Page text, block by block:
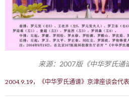
来源：2007版《中华罗氏
2004.9.19，《中华罗氏通谱》京津座谈会代